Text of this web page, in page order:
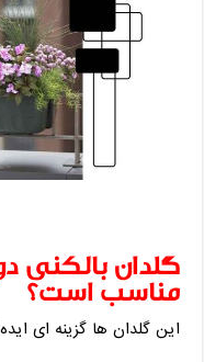
گلدان بالکنی
مناسب است؟
این گلدان ‌ها گزینه‌ ای